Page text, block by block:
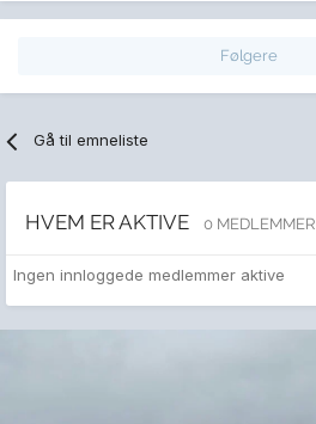
Følgere
Gå til emneliste
HVEM ER AKTIVE 0 MEDLEMMER
Ingen innloggede medlemmer aktive